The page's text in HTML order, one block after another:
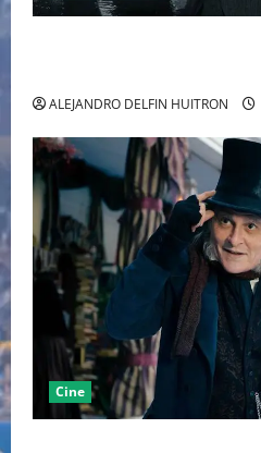
ALEJANDRO DELFIN HUITRON
Cine